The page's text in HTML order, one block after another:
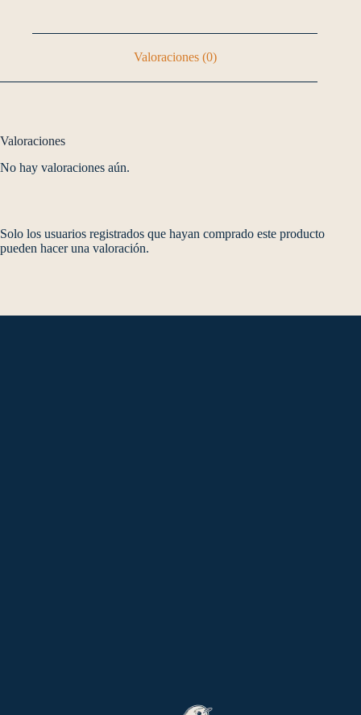
Valoraciones (0)
Valoraciones
No hay valoraciones aún.
Solo los usuarios registrados que hayan comprado este producto
pueden hacer una valoración.